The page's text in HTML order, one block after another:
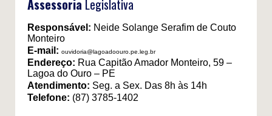
Assessoria Legislativa
Responsável: Neide Solange Serafim de Couto
Monteiro
E-mail: ouvidoria@lagoadoouro.pe.leg.br
Endereço: Rua Capitão Amador Monteiro, 59 –
Lagoa do Ouro – PE
Atendimento: Seg. a Sex. Das 8h às 14h
Telefone: (87) 3785-1402